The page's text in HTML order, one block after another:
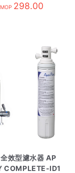
MOP 298.00
效型濾水器 AP
COMPLETE-ID1